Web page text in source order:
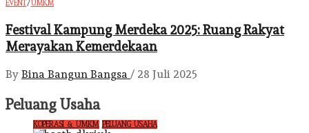
EVENT UMKM
Festival Kampung Merdeka 2025: Ruang Rakyat
Merayakan Kemerdekaan
By Bina Bangun Bangsa / 28 Juli 2025
Peluang Usaha
KOPERASI & UMKM PELUANG USAHA